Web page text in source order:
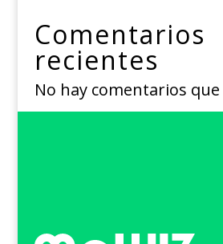
Comentarios
recientes
No hay comentarios